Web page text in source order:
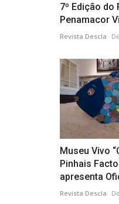
7º Edição do
Penamacor
Revista Descla
Museu Vivo
Pinhais
apresenta
Revista Descla